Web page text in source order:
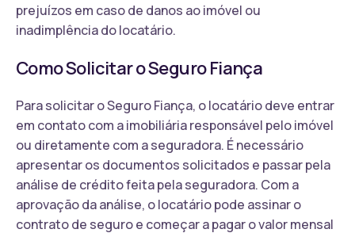
prejuízos em caso de danos ao imóvel ou
inadimplência do locatário.
Como Solicitar o Seguro Fiança
Para solicitar o Seguro Fiança, o locatário deve entrar
em contato com a imobiliária responsável pelo imóvel
ou diretamente com a seguradora. É necessário
apresentar os documentos solicitados e passar pela
análise de crédito feita pela seguradora. Com a
aprovação da análise, o locatário pode assinar o
contrato de seguro e começar a pagar o valor mensal